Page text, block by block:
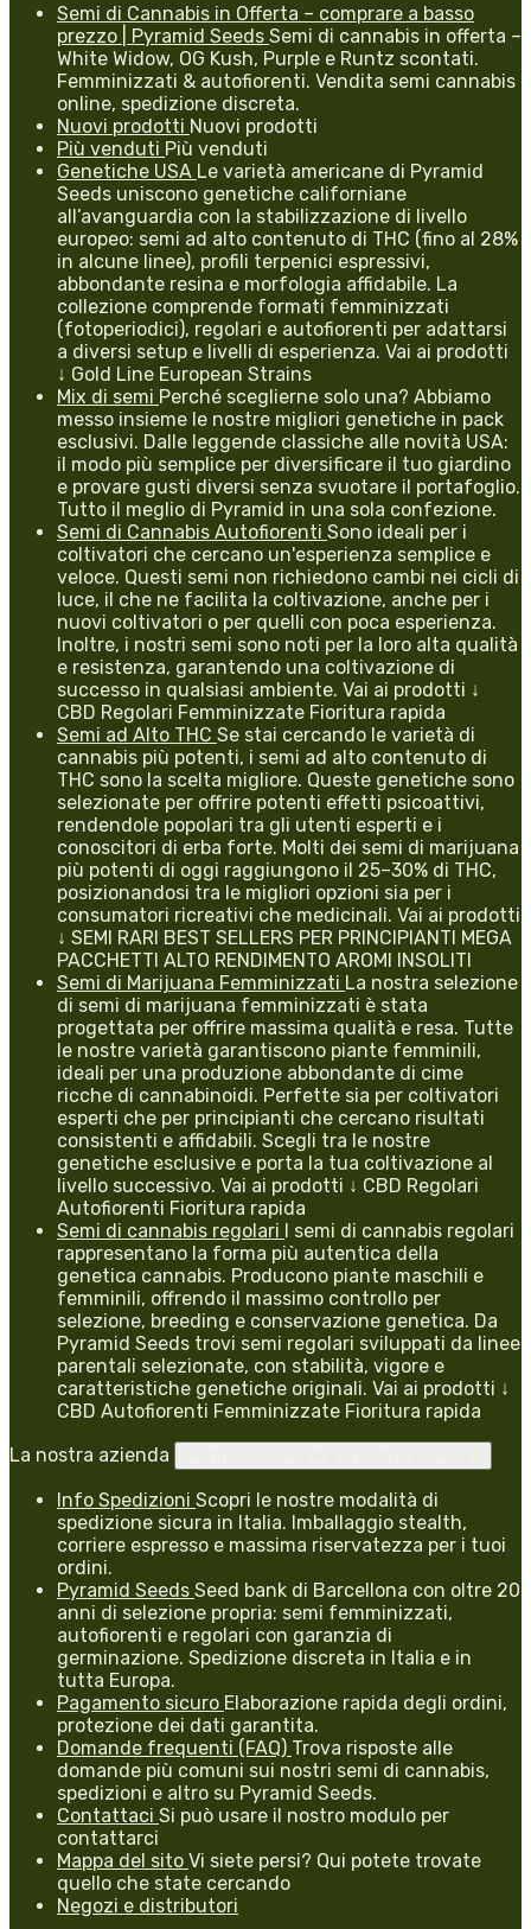
Semi di Cannabis in Offerta – comprare a basso
prezzo | Pyramid Seeds Semi di cannabis in offerta –
White Widow, OG Kush, Purple e Runtz scontati.
Femminizzati & autofiorenti. Vendita semi cannabis
online, spedizione discreta.
Nuovi prodotti Nuovi prodotti
Più venduti Più venduti
Genetiche USA Le varietà americane di Pyramid
Seeds uniscono genetiche californiane
all’avanguardia con la stabilizzazione di livello
europeo: semi ad alto contenuto di THC (fino al 28%
in alcune linee), profili terpenici espressivi,
abbondante resina e morfologia affidabile. La
collezione comprende formati femminizzati
(fotoperiodici), regolari e autofiorenti per adattarsi
a diversi setup e livelli di esperienza. Vai ai prodotti
↓ Gold Line European Strains
Mix di semi Perché sceglierne solo una? Abbiamo
messo insieme le nostre migliori genetiche in pack
esclusivi. Dalle leggende classiche alle novità USA:
il modo più semplice per diversificare il tuo giardino
e provare gusti diversi senza svuotare il portafoglio.
Tutto il meglio di Pyramid in una sola confezione.
Semi di Cannabis Autofiorenti Sono ideali per i
coltivatori che cercano un'esperienza semplice e
veloce. Questi semi non richiedono cambi nei cicli di
luce, il che ne facilita la coltivazione, anche per i
nuovi coltivatori o per quelli con poca esperienza.
Inoltre, i nostri semi sono noti per la loro alta qualità
e resistenza, garantendo una coltivazione di
successo in qualsiasi ambiente. Vai ai prodotti ↓
CBD Regolari Femminizzate Fioritura rapida
Semi ad Alto THC Se stai cercando le varietà di
cannabis più potenti, i semi ad alto contenuto di
THC sono la scelta migliore. Queste genetiche sono
selezionate per offrire potenti effetti psicoattivi,
rendendole popolari tra gli utenti esperti e i
conoscitori di erba forte. Molti dei semi di marijuana
più potenti di oggi raggiungono il 25–30% di THC,
posizionandosi tra le migliori opzioni sia per i
consumatori ricreativi che medicinali. Vai ai prodotti
↓ SEMI RARI BEST SELLERS PER PRINCIPIANTI MEGA
PACCHETTI ALTO RENDIMENTO AROMI INSOLITI
Semi di Marijuana Femminizzati La nostra selezione
di semi di marijuana femminizzati è stata
progettata per offrire massima qualità e resa. Tutte
le nostre varietà garantiscono piante femminili,
ideali per una produzione abbondante di cime
ricche di cannabinoidi. Perfette sia per coltivatori
esperti che per principianti che cercano risultati
consistenti e affidabili. Scegli tra le nostre
genetiche esclusive e porta la tua coltivazione al
livello successivo. Vai ai prodotti ↓ CBD Regolari
Autofiorenti Fioritura rapida
Semi di cannabis regolari I semi di cannabis regolari
rappresentano la forma più autentica della
genetica cannabis. Producono piante maschili e
femminili, offrendo il massimo controllo per
selezione, breeding e conservazione genetica. Da
Pyramid Seeds trovi semi regolari sviluppati da linee
parentali selezionate, con stabilità, vigore e
caratteristiche genetiche originali. Vai ai prodotti ↓
CBD Autofiorenti Femminizzate Fioritura rapida
La nostra azienda
Info Spedizioni Scopri le nostre modalità di
spedizione sicura in Italia. Imballaggio stealth,
corriere espresso e massima riservatezza per i tuoi
ordini.
Pyramid Seeds Seed bank di Barcellona con oltre 20
anni di selezione propria: semi femminizzati,
autofiorenti e regolari con garanzia di
germinazione. Spedizione discreta in Italia e in
tutta Europa.
Pagamento sicuro Elaborazione rapida degli ordini,
protezione dei dati garantita.
Domande frequenti (FAQ) Trova risposte alle
domande più comuni sui nostri semi di cannabis,
spedizioni e altro su Pyramid Seeds.
Contattaci Si può usare il nostro modulo per
contattarci
Mappa del sito Vi siete persi? Qui potete trovate
quello che state cercando
Negozi e distributori